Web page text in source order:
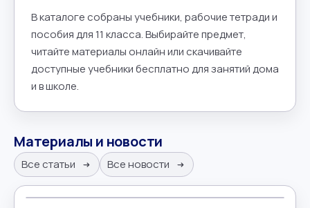
В каталоге собраны учебники, рабочие тетради и
пособия для 11 класса. Выбирайте предмет,
читайте материалы онлайн или скачивайте
доступные учебники бесплатно для занятий дома
и в школе.
Материалы и новости
Все статьи Все новости